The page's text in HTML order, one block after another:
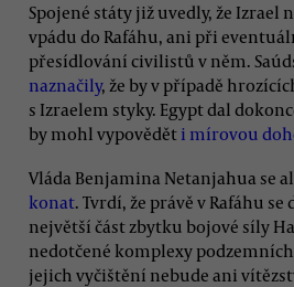
Spojené státy již uvedly, že Izrael
vpádu do Rafáhu, ani při
přesídlování civilistů v něm.
naznačily, že by v případě
s Izraelem styky. Egypt dal
by mohl vypovědět i mírovou
Vláda Benjamina Netanjahua se
konat. Tvrdí, že právě v Rafáhu
největší část zbytku bojové síly
nedotčené komplexy
jejich vyčištění nebude ani